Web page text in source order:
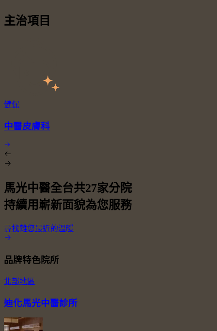
主治項目
健保
中醫皮膚科
馬光中醫全台共27家分院
持續用嶄新面貌為您服務
尋找離您最近的溫暖
品牌特色院所
北部地區
迪化馬光中醫診所